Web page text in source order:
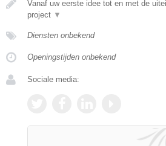
Vanaf uw eerste idee tot en met de
project ▼
Diensten onbekend
Openingstijden onbekend
Sociale media: